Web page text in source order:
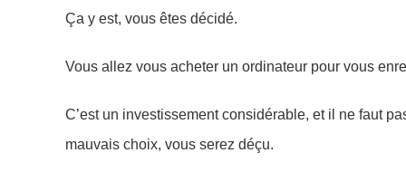
Ça y est, vous êtes décidé.
Vous allez vous acheter un ordinateur pour vous
C’est un investissement considérable, et il ne faut
mauvais choix, vous serez déçu.